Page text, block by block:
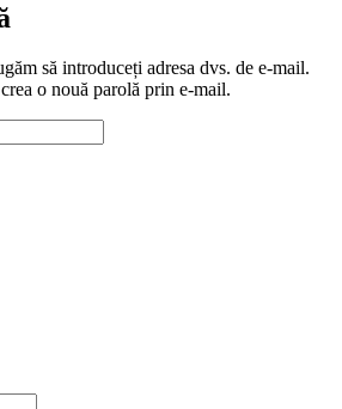
să introduceți adresa dvs. de e-mail.
o nouă parolă prin e-mail.